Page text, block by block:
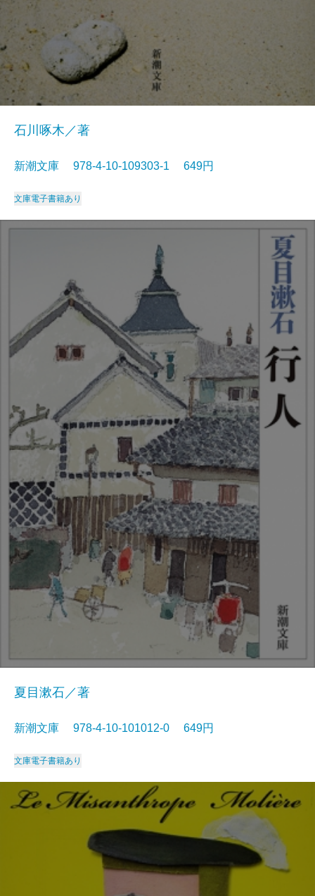
石川啄木／著
新潮文庫 978-4-10-109303-1 649円
文庫電子書籍あり
夏目漱石／著
新潮文庫 978-4-10-101012-0 649円
文庫電子書籍あり